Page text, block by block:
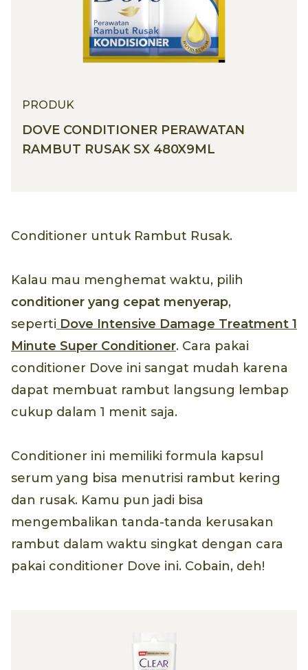
PRODUK
DOVE CONDITIONER PERAWATAN
RAMBUT RUSAK SX 480X9ML
Conditioner untuk Rambut Rusak.
Kalau mau menghemat waktu, pilih
conditioner yang cepat menyerap,
seperti Dove Intensive Damage Treatment 1
Minute Super Conditioner. Cara pakai
conditioner Dove ini sangat mudah karena
dapat membuat rambut langsung lembap
cukup dalam 1 menit saja.
Conditioner ini memiliki formula kapsul
serum yang bisa menutrisi rambut kering
dan rusak. Kamu pun jadi bisa
mengembalikan tanda-tanda kerusakan
rambut dalam waktu singkat dengan cara
pakai conditioner Dove ini. Cobain, deh!